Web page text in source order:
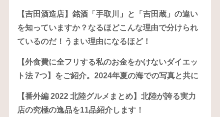
【吉田酒造店】銘酒「手取川」と「吉田蔵」の違い
を知っていますか？なるほどこんな理由で分けられ
ているのだ！うまい理由になるほど！
【外食費に全フリする私のお金をかけないダイエッ
ト法 7つ】をご紹介。2024年夏の海での写真と共に
【番外編 2022 北陸グルメまとめ】北陸が誇る実力
店の究極の逸品を11品紹介します！